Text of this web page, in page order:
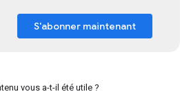
S'abonner maintenant
vous a-t-il été utile ?